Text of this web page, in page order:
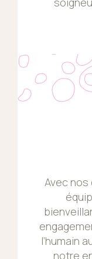
Avec
l’humain
notre